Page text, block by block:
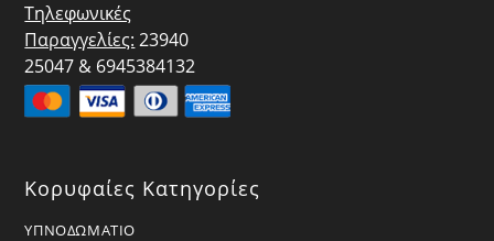
Τηλεφωνικές
Παραγγελίες: 23940
25047 & 6945384132
Κορυφαίες Κατηγορίες
ΥΠΝΟΔΩΜΑΤΙΟ